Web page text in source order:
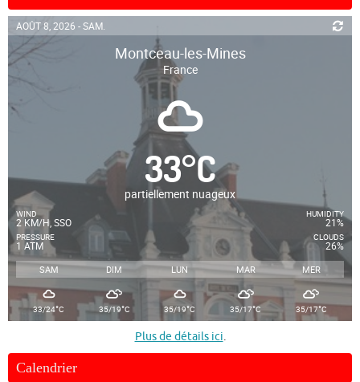
AOÛT 8, 2026 - SAM.
Montceau-les-Mines
France
33°C
partiellement nuageux
WIND
2 KM/H, SSO
PRESSURE
1 ATM
HUMIDITY
21%
CLOUDS
26%
SAM DIM LUN MAR MER
33/24°C 35/19°C 35/19°C 35/17°C 35/17°C
Plus de détails ici.
Calendrier